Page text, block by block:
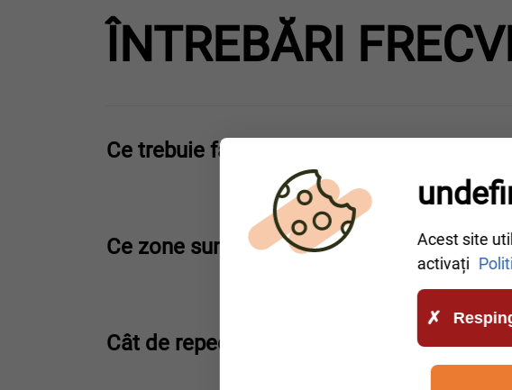
ÎNTREBĂRI
Ce trebuie făcut în caz de alimentare
Ce zone sunt acoperite de serviciu în
Cât de repede este ajutorul la fața locului?
Acest site
activați